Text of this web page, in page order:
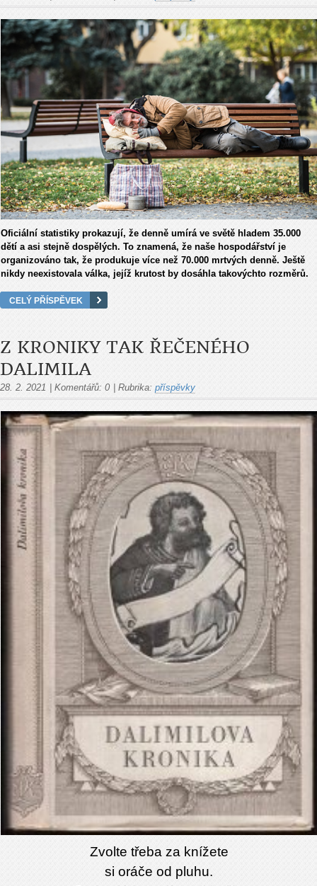
Oficiální statistiky prokazují, že denně umírá ve světě hladem 35.000
dětí a asi stejně dospělých. To znamená, že naše hospodářství je
organizováno tak, že produkuje více než 70.000 mrtvých denně. Ještě
nikdy neexistovala válka, jejíž krutost by dosáhla takovýchto rozměrů.
CELÝ PŘÍSPĚVEK
Z KRONIKY TAK ŘEČENÉHO
DALIMILA
28. 2. 2021 Komentářů: 0 Rubrika: příspěvky
Zvolte třeba za knížete
si oráče od pluhu.